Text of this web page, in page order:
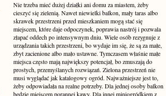
Nie trzeba mieć dużej działki ani domu za miastem, żeby
cieszyć się zielenią. Nawet niewielki balkon, mały taras albo
skrawek przestrzeni przed mieszkaniem mogą stać się
miejscem, które daje odpoczynek, poprawia nastrój i pozwala
złapać oddech po intensywnym dniu. Wiele osób rezygnuje z
urządzania takich przestrzeni, bo wydaje im się, że są za małe,
zbyt zacienione albo mało ustawne. Tymczasem właśnie małe
miejsca często mają największy potencjał, bo zmuszają do
prostych, przemyślanych rozwiązań. Zielona przestrzeń nie
musi wyglądać jak katalogowy ogród. Najważniejsze jest to,
żeby odpowiadała na realne potrzeby. Dla jednej osoby balkon
będzie miejscem porannej kawy. Dla innej miniogródkiem z